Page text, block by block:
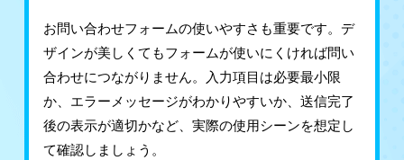
お問い合わせフォームの使いやすさも重要です。デ
ザインが美しくてもフォームが使いにくければ問い
合わせにつながりません。入力項目は必要最小限
か、エラーメッセージがわかりやすいか、送信完了
後の表示が適切かなど、実際の使用シーンを想定し
て確認しましょう。